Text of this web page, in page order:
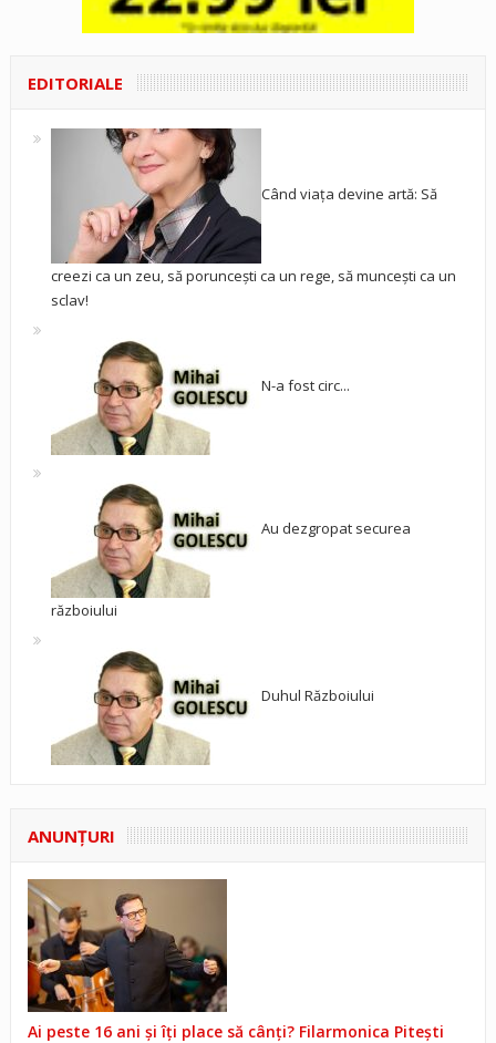
EDITORIALE
Când viața devine artă: Să
creezi ca un zeu, să poruncești ca un rege, să muncești ca un
sclav!
N-a fost circ...
Au dezgropat securea
războiului
Duhul Războiului
ANUNŢURI
Ai peste 16 ani și îți place să cânți? Filarmonica Pitești